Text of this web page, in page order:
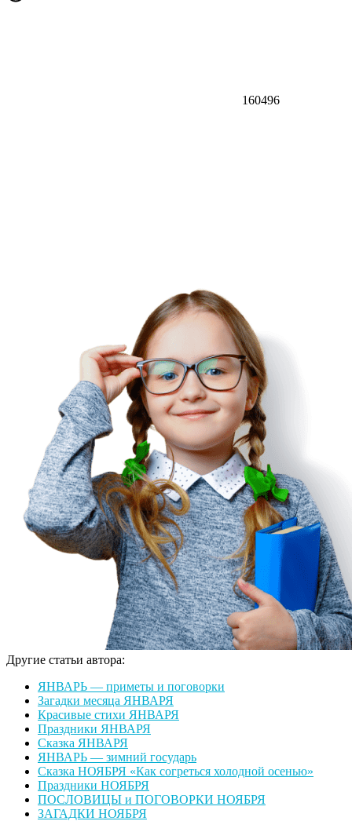
160496
Другие статьи автора:
ЯНВАРЬ — приметы и поговорки
Загадки месяца ЯНВАРЯ
Красивые стихи ЯНВАРЯ
Праздники ЯНВАРЯ
Сказка ЯНВАРЯ
ЯНВАРЬ — зимний государь
Сказка НОЯБРЯ «Как согреться холодной осенью»
Праздники НОЯБРЯ
ПОСЛОВИЦЫ и ПОГОВОРКИ НОЯБРЯ
ЗАГАДКИ НОЯБРЯ